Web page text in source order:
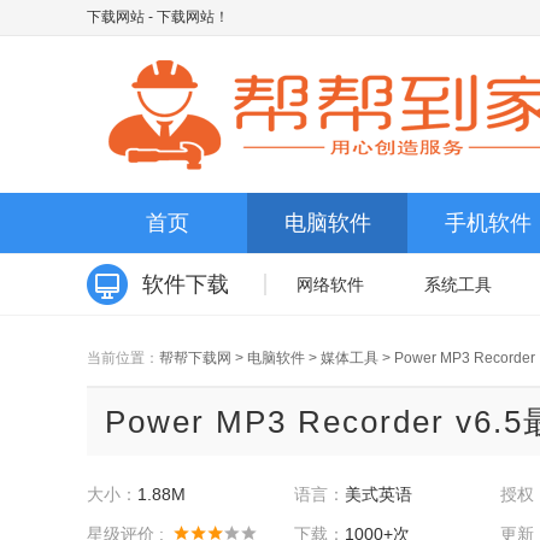
下载网站 - 下载网站！
首页 电脑软件 手机软件
软件下载 网络软件 系统工具
当前位置： 帮帮下载网 > 电脑软件 > 媒体工具 > Power MP3 Recorder
Power MP3 Recorder v6.5
大小： 1.88M 语言： 美式英语 授权
星级评价 : 下载： 1000+次 更新